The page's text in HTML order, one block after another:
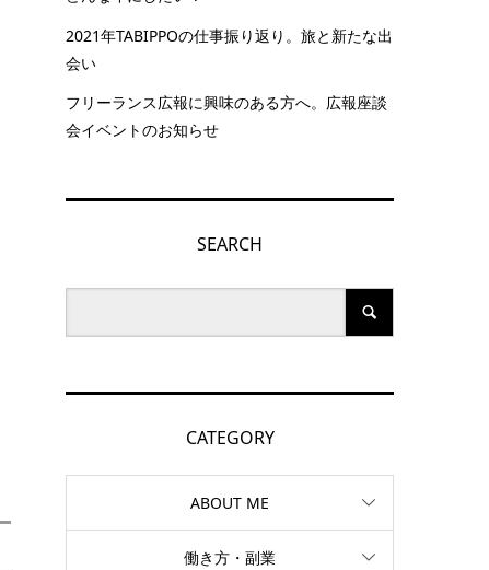
2021年TABIPPOの仕事振り返り。旅と新たな出
会い
フリーランス広報に興味のある方へ。広報座談
会イベントのお知らせ
SEARCH
CATEGORY
ABOUT ME
働き方・副業